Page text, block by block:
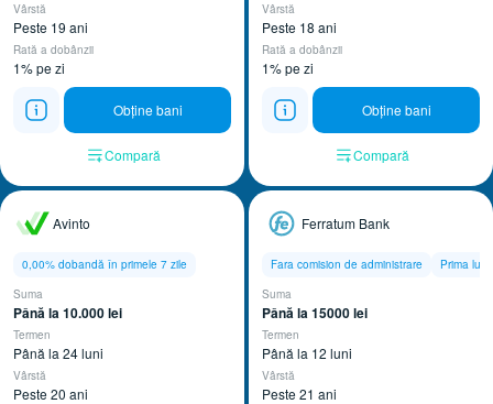
Vârstă
Peste 19 ani
Rată a dobânzii
1% pe zi
Obține bani
Compară
Vârstă
Peste 18 ani
Rată a dobânzii
1% pe zi
Obține bani
Compară
Avinto
0,00% dobandă în primele 7 zile
Suma
Până la 10.000 lei
Termen
Până la 24 luni
Vârstă
Peste 20 ani
Ferratum Bank
Fara comision de administrare
Prima
Suma
Până la 15000 lei
Termen
Până la 12 luni
Vârstă
Peste 21 ani